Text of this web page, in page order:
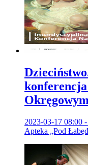
2023-03-17 08:00
Apteka „Pod